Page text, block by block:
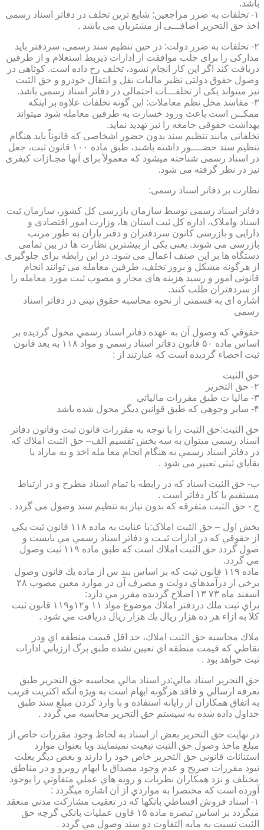
باشد.
۱- تخلفات به ضرر مراجعین: شایع ترین تخلف در دفاتر اسناد رسمی
اخذ حق التحریر اضافـــی از مشتریان می باشد .
۲- تخلفات به ضرر دولت: در حین تنظیم سند رسمی، سردفتر باید
مدارکی را برای جلب موافقت از ادارات ذیربط استعلام و از طرفین
دریافت کند اگر این کار انجام نشود، تخلف رخ داده است. کوتاهی در
وصول حقوق دولتی نظیر مالیات نقل و انتقال خودرو و حق الثبت
نیز میتواند یکی از تخلفـــات احتمالی در دفاتر اسناد رسمی باشد.
۳- مفاسد مخل نظم معاملات: این گونه تخلفات علاوه بر اینکه
ممکــن است باعث ورود خسارت به طرفین معامله شود میتواند
بهداشت حقوقی جامعه را نیز تهدید نماید.
تخلفاتی مانند تنظیم سند بدون حضور اشخاصی که قانوناً باید هنگام
تنظیم سند حضــــور داشته باشند، طبق ماده ۱۰۰ قانون ثبت، جعل
در اسناد رسمی شناخته میشود که معمولاً برای آنها مجـازات کیفری
نیز در نظر گرفته می شود.
نظارت بر دفاتر اسناد رسمی:
دفاتر اسناد رسمی توسط سازمان بازرسی کل کشور، سازمان ثبت
اسناد واملاک، اداره کل ثبت استان ها، وزارت امور اقتصادی و
دارایی و بازرسی کانون سردفتران و دفتر یاران به طور مرتب
بازرسی می شوند. یعنی یکی از بیشترین نظارت ها در بین تمامی
دستگاه ها بر این صنف اعمال می شود. در این رابطه برای جلوگیری
از هرگونه مشکل و بروز تخلف، طرفین معامله می توانند انجام
قانونی امور و رسید هزینه های مجاز و مصوب ثبت مورد معامله را
از سردفتران طلب کنند.
اشاره ای به قسمتی از نحوه محاسبه حقوق ثبتی در دفاتر اسناد
رسمی
حقوقي كه وصول آن به عهده دفاتر اسناد رسمي محول گرديده بر
اساس ماده ۵۰ قانون دفاتر اسناد رسمي و مواد ۱۱۸ به بعد قانون
ثبت احصاء گرديده است كه عبارتند از :
حق الثبت
۲- حق التحرير
۳- ماليا ت طبق مقررات مالياتي
۴- ساير وجوهي كه طبق قوانين ديگر محول شده باشد
حق الثبت:حق الثبت را با توجه به مقررات قانون ثبت وقانون دفاتر
اسناد رسمي ميتوان به سه بخش تقسيم الف– حق الثبت املاك كه
در دفاتر اسناد رسمي به هنگام انجام معا مله اخذ و به مازاد يا
بقاياي ثبتی تعبیر می شود .
ب- حق الثبت اسناد كه در رابطه با تمام اسناد مطرح و در ارتباط
مستقيم با كار دفاتر است .
ج - حق الثبت متفرقه كه بدون نياز به تنظیم سند وصول می گردد .
بخش اول – حق الثبت املاک:با عنايت به ماده ۱۱۸ قانون ثبت يكي
از حقوقي كه در ادارات ثبـت و دفاتر اسناد رسمي مي بايست و
صول گردد حق الثبت املاك است كه طبق ماده ۱۱۹ ثبت وصول
مي گردد.
ماده ۱۱۹ قانون ثبت كه بر اساس بند س از ماده يك قانون وصول
برخي از درآمدهاي دولت و مصرف آن در موارد معين مصوب ۲۸
اسفند ماه ۷۳ ۱۳ اصلاح گرديده مقرر مي دارد:
براي ثبت ملك دردفتر املاك موضوع مواد ۱۱ و۱۲و۱۱۹ قانون ثبت
كلا به ازاء هر ده هزار ريال يك هزار ريال دريافت مي شود .
ملاك محاسبه حق الثبت املاك، حد اقل قيمت منطقه اي ودر
نقاطي كه قيمت منطقه اي تعيين نشده طبق برگ ارزيابي ادارات
ثبت خواهد بود .
حق التحرير اسناد مالي:در اسناد مالي محاسبه حق التحرير طبق
تعرفه ارسالي و فاقد هرگونه ابهام است به ويژه آنكه اكثريت قريب
به اتفاق همكاران از رايانه استفاده و با وارد كردن مبلغ سند طبق
جداول داده شده به سيستم حق التحرير محاسبه مي گردد .
در نهايت حق التحرير بعض از اسناد به لحاظ وجود مقررات خاص از
مبلغ ماخذ وصول حق الثبت تبعيت نمينمايند ويا بعنوان موارد
استنائات قانوني حق التحرير خاص خود را دارند و بعض ديگر بعلت
نبود مقررات صريح و عدم وجود مصداق با ابهام روبرو و در مناطق
مختلف و نزد همكاران نظريات و رويه هاي عملي متفاوتي را بوجود
آورده است كه مختصرا به مواردي از آن اشاره ميگردد :
۱- اسناد فروش اقساطي بانكها كه در تعقيب مشاركت مدني منعقد
ميگردد بر اساس تبصره ماده ۱۵ قاون عمليات بانكي گرچه حق
الثبت نسبت به مابه التفاوت دو سند وصول مي گردد .